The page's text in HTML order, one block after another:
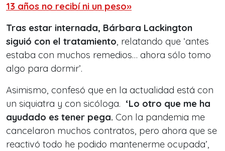
13 años no recibí ni un peso»
Tras estar internada, Bárbara Lackington
siguió con el tratamiento, relatando que ‘antes
estaba con muchos remedios… ahora sólo tomo
algo para dormir’.
Asimismo, confesó que en la actualidad está con
un siquiatra y con sicóloga. ‘Lo otro que me ha
ayudado es tener pega. Con la pandemia me
cancelaron muchos contratos, pero ahora que se
reactivó todo he podido mantenerme ocupada’,